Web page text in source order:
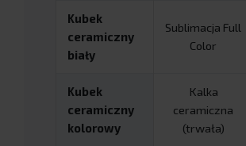
Kubek
ceramiczny
biały
Sublimacja Full
Color
Kubek
ceramiczny
kolorowy
Kalka
ceramiczna
(trwała)